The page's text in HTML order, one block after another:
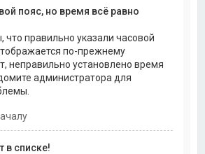
пояс, но время всё равно
что правильно указали часовой
по-прежнему
неправильно установлено время
администратора для
в списке!